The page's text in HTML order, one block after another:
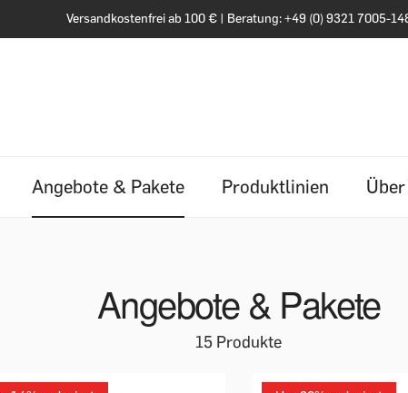
MEHRFACH AUSGEZEICHNET ALS BESTE GENOSSENSCHAFT
Angebote & Pakete Produktlinien
Angebote & Pakete
15 Produkte